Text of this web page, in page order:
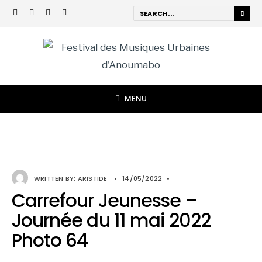
MENU
WRITTEN BY: ARISTIDE • 14/05/2022 •
Carrefour Jeunesse –
Journée du 11 mai 2022
Photo 64